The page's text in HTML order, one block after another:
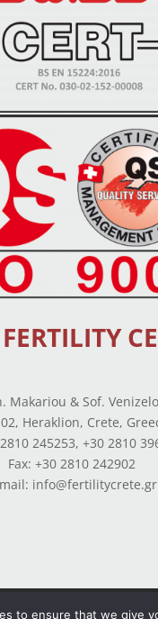
Makariou & Sof.
Heraklion, Crete,
245253, +30 2810
Fax: +30 2810 242902
info@fertilitycrete.gr
–Privacy Policy–
to ensure that we give